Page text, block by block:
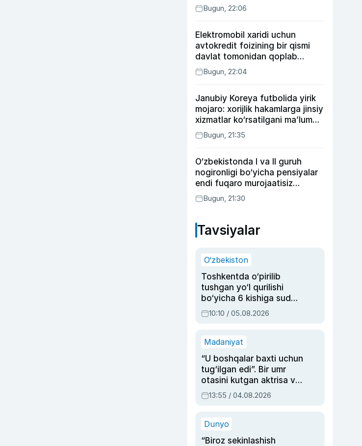
Bugun, 22:06
Elektromobil xaridi uchun
avtokredit foizining bir qismi
davlat tomonidan qoplab
berilishi mumkin
Bugun, 22:04
Janubiy Koreya futbolida yirik
mojaro: xorijlik hakamlarga jinsiy
xizmatlar ko‘rsatilgani ma’lum
qilindi
Bugun, 21:35
O‘zbekistonda I va II guruh
nogironligi bo‘yicha pensiyalar
endi fuqaro murojaatisiz
tayinlanishi mumkin
Bugun, 21:30
Tavsiyalar
O‘zbekiston
Toshkentda o‘pirilib
tushgan yo‘l qurilishi
bo‘yicha 6 kishiga sud
hukmi o‘qildi
10:10 / 05.08.2026
Madaniyat
“U boshqalar baxti uchun
tug‘ilgan edi”. Bir umr
otasini kutgan aktrisa va
dublyaj ustasi Rimma
Ahmedovaning
13:55 / 04.08.2026
Dunyo
“Biroz sekinlashish